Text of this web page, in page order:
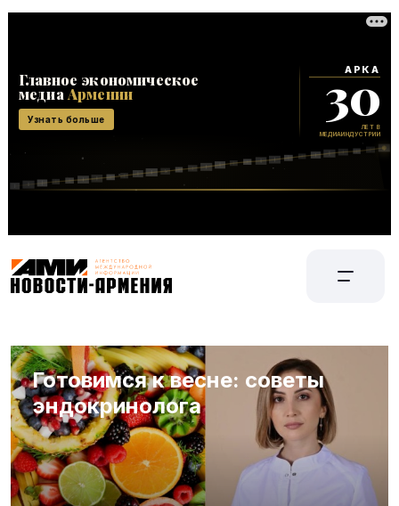
Готовимся к весне: советы
эндокринолога